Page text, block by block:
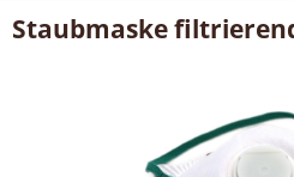
Staubmaske